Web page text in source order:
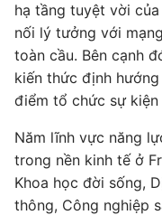
hạ tầng tuyệt vời
nối lý tưởng với
toàn cầu. Bên cạnh
kiến ​​thức định
điểm tổ chức sự
Năm lĩnh vực năng
trong nền kinh tế ở
Khoa học đời sống,
thông, Công nghiệp